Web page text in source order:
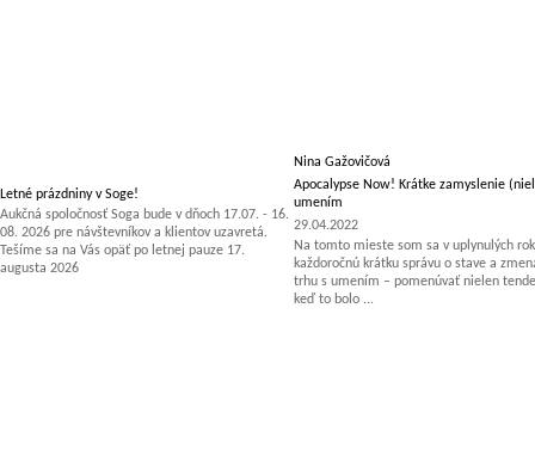
Letné prázdniny v Soge!
Aukčná spoločnosť Soga bude v dňoch 17.07. - 16.
08. 2026 pre návštevníkov a klientov uzavretá.
Tešíme sa na Vás opäť po letnej pauze 17.
augusta 2026
Nina Gažovičová
Apocalypse Now! Krátke zamyslenie
umením
29.04.2022
Na tomto mieste som sa v uplynulých
každoročnú krátku správu o stave a
trhu s umením – pomenúvať nielen
keď to bolo ...